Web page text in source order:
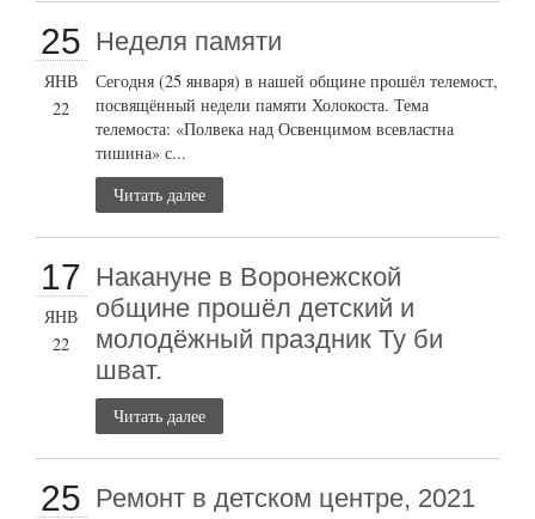
25
ЯНВ
22
Неделя памяти
Сегодня (25 января) в нашей общине прошёл телемост,
посвящённый недели памяти Холокоста. Тема
телемоста: «Полвека над Освенцимом всевластна
тишина» с...
Читать далее
17
ЯНВ
22
Накануне в Воронежской
общине прошёл детский и
молодёжный праздник Ту би
шват.
Читать далее
25 Ремонт в детском центре, 2021